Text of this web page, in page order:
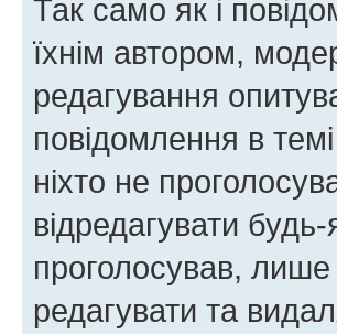
Так само як і
їхнім автором,
редагування
повідомлення в
ніхто не
відредагувати
проголосував,
редагувати та